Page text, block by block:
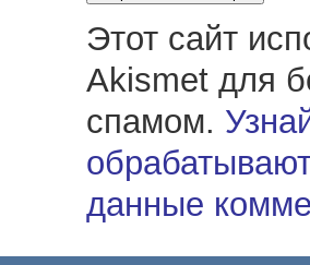
Этот сайт
Akismet для
спамом.
данные